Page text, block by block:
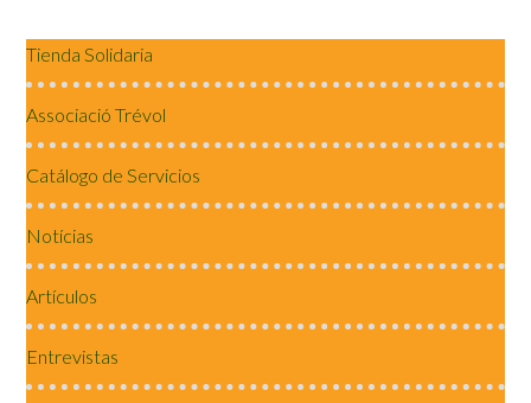
Tienda Solidaria
Associació Trévol
Catálogo de Servicios
Notícias
Artículos
Entrevistas